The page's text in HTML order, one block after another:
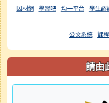
因材網 學習吧 均一平台 學生認
公文系統 課
請由